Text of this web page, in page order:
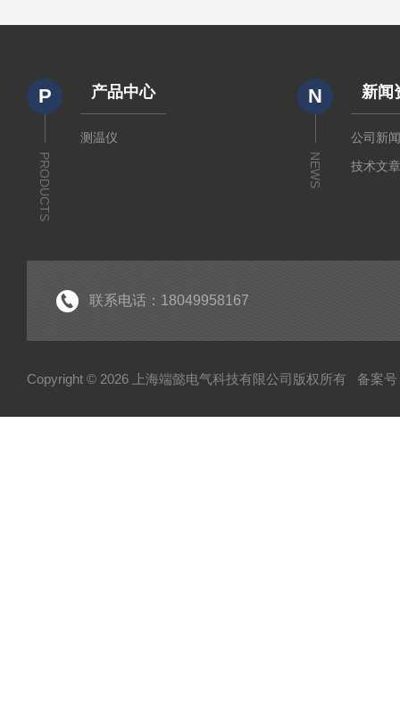
P
PRODUCTS
产品中心
测温仪
N
NEWS
新闻
公司新
技术文
联系电话：18049958167
Copyright © 2026 上海端懿电气科技有限公司版权所有 备案号